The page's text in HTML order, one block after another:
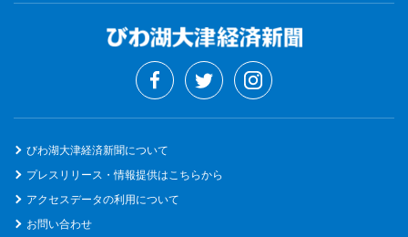
びわ湖大津経済新聞について
プレスリリース・情報提供はこちらから
アクセスデータの利用について
お問い合わせ